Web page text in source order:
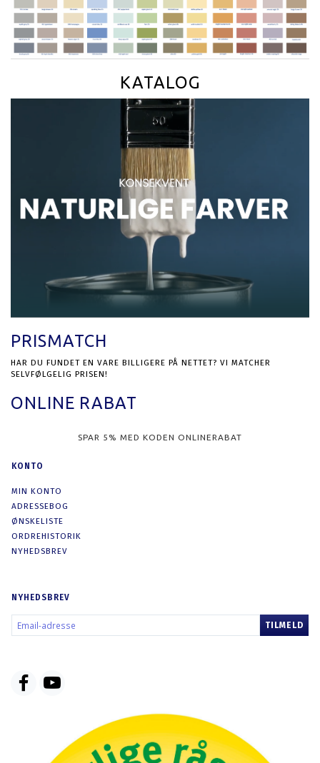
KATALOG
PRISMATCH
HAR DU FUNDET EN VARE BILLIGERE PÅ NETTET? VI MATCHER
SELVFØLGELIG PRISEN!
ONLINE RABAT
SPAR 5% MED KODEN ONLINERABAT
KONTO
MIN KONTO
ADRESSEBOG
ØNSKELISTE
ORDREHISTORIK
NYHEDSBREV
NYHEDSBREV
ADRESSE
TILMELD